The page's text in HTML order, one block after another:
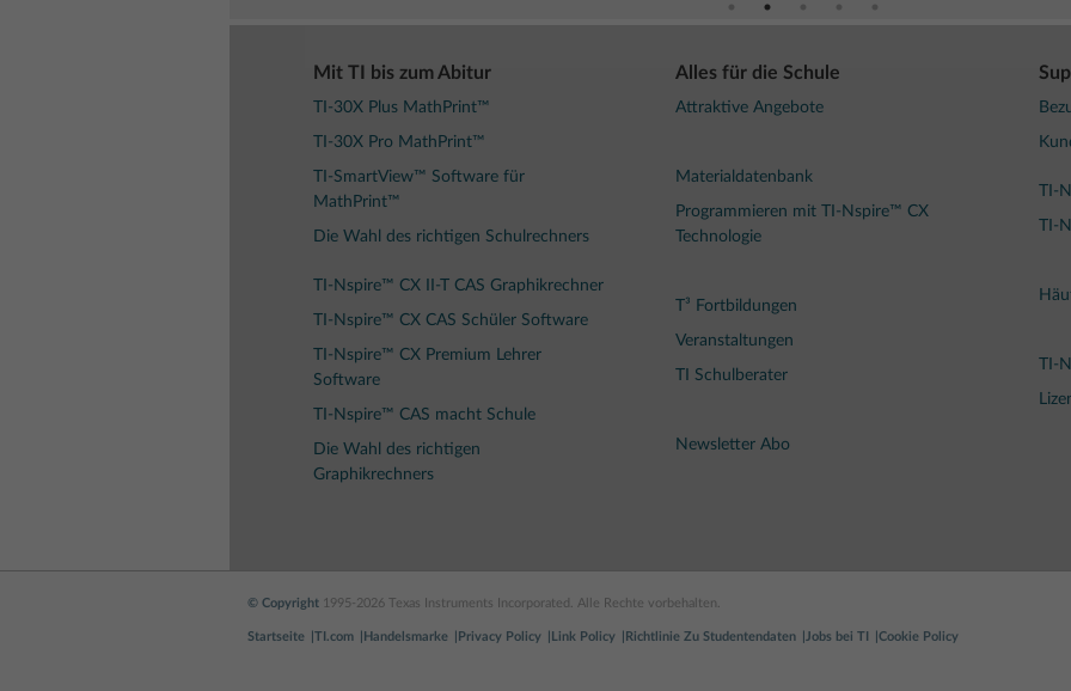
Mit TI bis zum Abitur
TI-30X Plus MathPrint™
TI-30X Pro MathPrint™
TI-SmartView™ Software für
MathPrint™
Die Wahl des richtigen Schulrechners
TI-Nspire™ CX II-T CAS Graphikrechner
TI-Nspire™ CX CAS Schüler Software
TI-Nspire™ CX Premium Lehrer
Software
TI-Nspire™ CAS macht Schule
Die Wahl des richtigen
Graphikrechners
Alles für die Schule
Attraktive Angebote
Materialdatenbank
Programmieren mit TI-Nspire™ CX
Technologie
T³ Fortbildungen
Veranstaltungen
TI Schulberater
Newsletter Abo
TI-
TI-
TI-
© Copyright 1995-2026 Texas Instruments Incorporated. Alle Rechte vorbehalten.
Startseite TI.com Handelsmarke Privacy Policy Link Policy Richtlinie Zu Studentendaten Jobs bei TI Cookie Policy